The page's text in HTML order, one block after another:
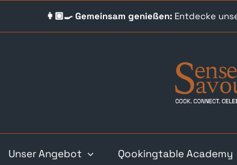
👩🏼‍🍳 Gemeinsam genießen: Entdecke
Unser Angebot Qookingtable Academy